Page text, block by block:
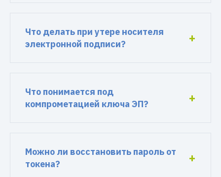
Что делать при утере носителя
электронной подписи?
Что понимается под
компрометацией ключа ЭП?
Можно ли восстановить пароль от
токена?